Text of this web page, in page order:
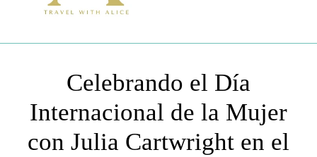
Celebrando el Día
Internacional de la Mujer
con Julia Cartwright en el